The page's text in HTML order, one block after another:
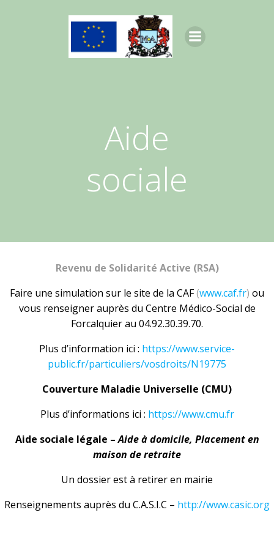
au
contenu
Aide
sociale
Revenu de Solidarité Active (RSA)
Faire une simulation sur le site de la CAF(www.caf.fr) ou
vous renseigner auprès du Centre Médico-Social de
Forcalquier au 04.92.30.39.70.
Plus d’information ici : https://www.service-
public.fr/particuliers/vosdroits/N19775
Couverture Maladie Universelle (CMU)
Plus d’informations ici : https://www.cmu.fr
Aide sociale légale –Aide à domicile, Placement en
maison de retraite
Un dossier est à retirer en mairie
Renseignements auprès du C.A.S.I.C – http://www.casic.org